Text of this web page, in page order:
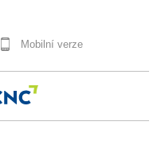
Mobilní verze